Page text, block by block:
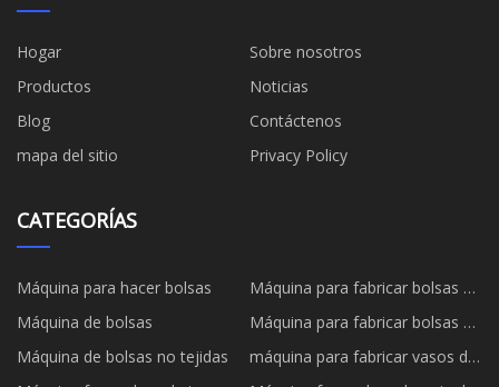
Hogar
Sobre nosotros
Productos
Noticias
Blog
Contáctenos
mapa del sitio
Privacy Policy
CATEGORÍAS
Máquina para hacer bolsas
Máquina para fabricar bolsas de
papel
Máquina de bolsas
Máquina para fabricar bolsas de
papel
Máquina de bolsas no tejidas
máquina para fabricar vasos de
papel